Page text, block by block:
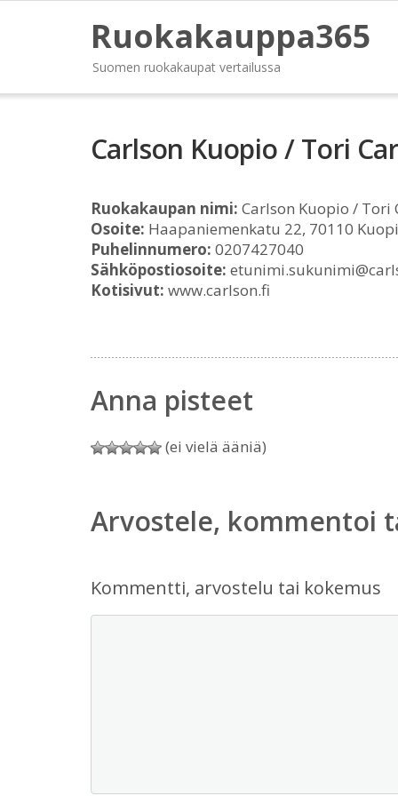
Ruokakauppa365
Suomen ruokakaupat vertailussa
Carlson Kuopio / Tori
Ruokakaupan nimi: Carlson Kuopio / Tori
Osoite: Haapaniemenkatu 22, 70110
Puhelinnumero: 0207427040
Sähköpostiosoite:
Kotisivut: www.carlson.fi
Anna pisteet
(ei vielä ääniä)
Arvostele, kommentoi
Kommentti, arvostelu tai kokemus